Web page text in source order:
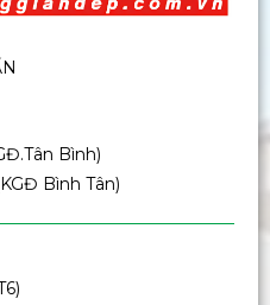
Bình)
Bình Tân)